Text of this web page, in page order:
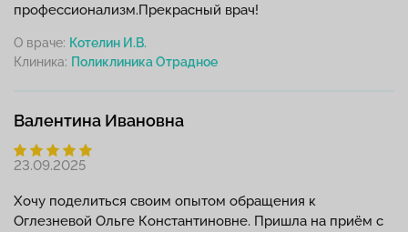
профессионализм.Прекрасный врач!
О враче: Котелин И.В.
Клиника:
Валентина Ивановна
23.09.2025
Хочу поделиться своим опытом обращения к
Оглезневой Ольге Константиновне. Пришла на приём с